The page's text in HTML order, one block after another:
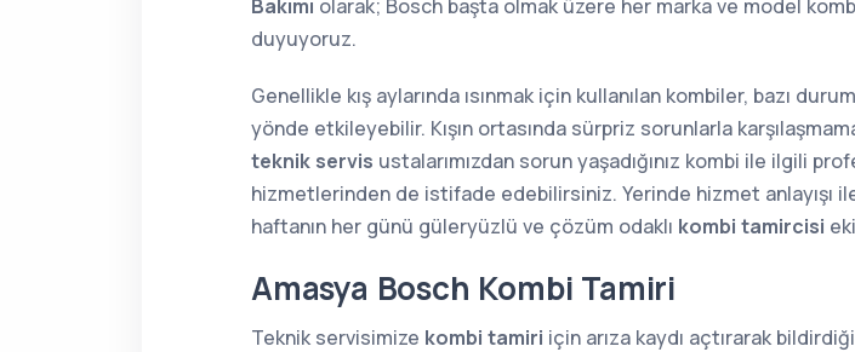
Bakımı olarak; Bosch başta olmak üzere her marka ve model
duyuyoruz.
Genellikle kış aylarında ısınmak için kullanılan kombiler, bazı
yönde etkileyebilir. Kışın ortasında sürpriz sorunlarla
teknik servis ustalarımızdan sorun yaşadığınız kombi ile ilgili
hizmetlerinden de istifade edebilirsiniz. Yerinde hizmet anlayışı
haftanın her günü güleryüzlü ve çözüm odaklı kombi tamircisi
Amasya Bosch Kombi Tamiri
Teknik servisimize kombi tamiri için arıza kaydı açtırarak